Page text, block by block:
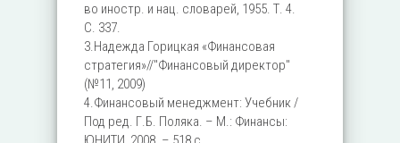
во иностр. и нац. словарей, 1955. Т. 4.
С. 337.
3.Надежда Горицкая «Финансовая
стратегия»//"Финансовый директор"
(№11, 2009)
4.Финансовый менеджмент: Учебник /
Под ред. Г.Б. Поляка. – М.: Финансы: